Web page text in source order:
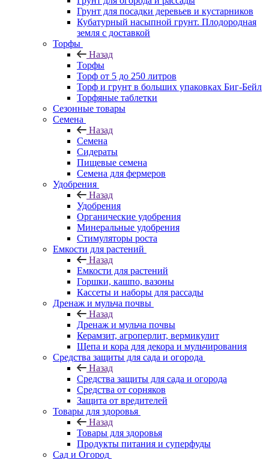
Грунт для посадки деревьев и кустарников
Кубатурный насыпной грунт. Плодородная
земля с доставкой
Торфы
Назад
Торфы
Торф от 5 до 250 литров
Торф и грунт в больших упаковках Биг-Бейл
Торфяные таблетки
Сезонные товары
Семена
Назад
Семена
Сидераты
Пищевые семена
Семена для фермеров
Удобрения
Назад
Удобрения
Органические удобрения
Минеральные удобрения
Стимуляторы роста
Емкости для растений
Назад
Емкости для растений
Горшки, кашпо, вазоны
Кассеты и наборы для рассады
Дренаж и мульча почвы
Назад
Дренаж и мульча почвы
Керамзит, агроперлит, вермикулит
Щепа и кора для декора и мульчирования
Средства защиты для сада и огорода
Назад
Средства защиты для сада и огорода
Средства от сорняков
Защита от вредителей
Товары для здоровья
Назад
Товары для здоровья
Продукты питания и суперфуды
Сад и Огород